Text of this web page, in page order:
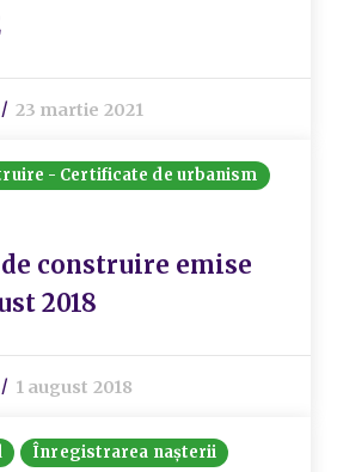
23 martie 2021
- Certificate de urbanism
construire emise
2018
1 august 2018
Înregistrarea nașterii